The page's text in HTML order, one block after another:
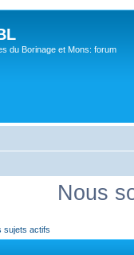
du Borinage et Mons: forum
Nous
sujets actifs